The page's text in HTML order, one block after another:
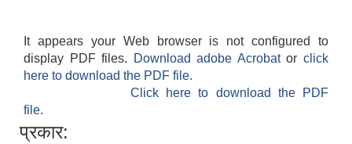
It appears your Web browser is not configured to
display PDF files.
Download adobe Acrobatorclick
here to download the PDF file.
Click here to download the PDF
file.
प्रकार: